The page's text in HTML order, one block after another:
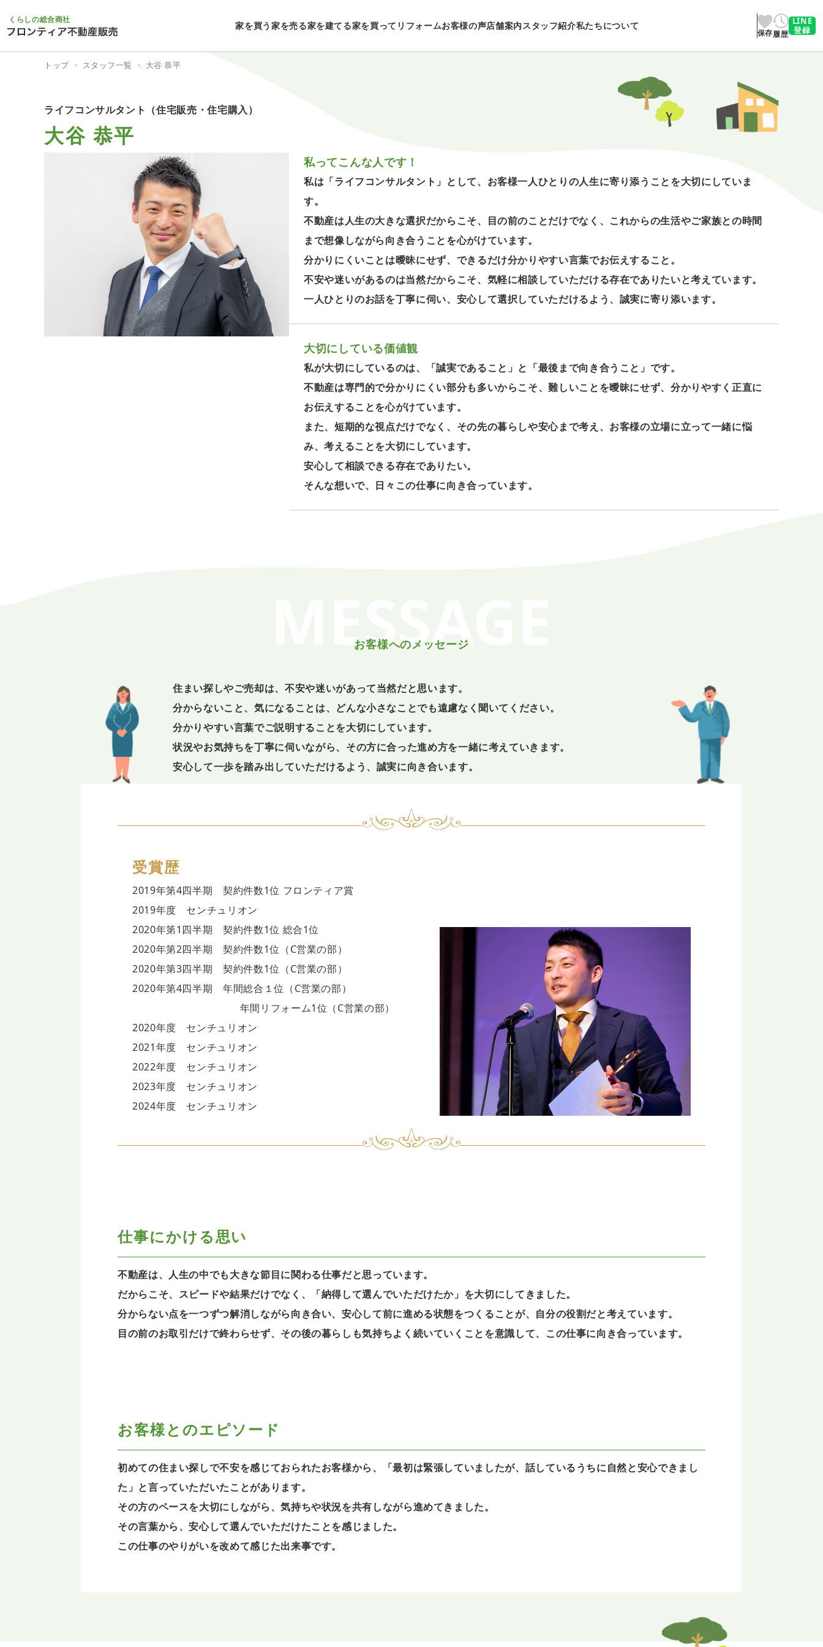
くらしの総合商社
家を買う 家を売る家を建てる家を買ってリフォームお客様の声店舗案内スタッフ紹介私たちについて
保存履歴
LINE
登録
トップ スタッフ一覧 大谷 恭平
大谷 恭平
ライフコンサルタント（住宅販売・住宅購入）
私ってこんな人です！
私は「ライフコンサルタント」として、お客様一人ひとりの人生に寄り添うことを大切にしていま
す。
不動産は人生の大きな選択だからこそ、目の前のことだけでなく、これからの生活やご家族との時間
まで想像しながら向き合うことを心がけています。
分かりにくいことは曖昧にせず、できるだけ分かりやすい言葉でお伝えすること。
不安や迷いがあるのは当然だからこそ、気軽に相談していただける存在でありたいと考えています。
一人ひとりのお話を丁寧に伺い、安心して選択していただけるよう、誠実に寄り添います。
大切にしている価値観
私が大切にしているのは、「誠実であること」と「最後まで向き合うこと」です。
不動産は専門的で分かりにくい部分も多いからこそ、難しいことを曖昧にせず、分かりやすく正直に
お伝えすることを心がけています。
また、短期的な視点だけでなく、その先の暮らしや安心まで考え、お客様の立場に立って一緒に悩
み、考えることを大切にしています。
安心して相談できる存在でありたい。
そんな想いで、日々この仕事に向き合っています。
MESSAGE
お客様へのメッセージ
住まい探しやご売却は、不安や迷いがあって当然だと思います。
分からないこと、気になることは、どんな小さなことでも遠慮なく聞いてください。
分かりやすい言葉でご説明することを大切にしています。
状況やお気持ちを丁寧に伺いながら、その方に合った進め方を一緒に考えていきます。
安心して一歩を踏み出していただけるよう、誠実に向き合います。
受賞歴
2019年第4四半期 契約件数1位 フロンティア賞
2019年度 センチュリオン
2020年第1四半期 契約件数1位 総合1位
2020年第2四半期 契約件数1位（C営業の部）
2020年第3四半期 契約件数1位（C営業の部）
2020年第4四半期 年間総合１位（C営業の部）
年間リフォーム1位（C営業の部）
2020年度 センチュリオン
2021年度 センチュリオン
2022年度 センチュリオン
2023年度 センチュリオン
2024年度 センチュリオン
仕事にかける思い
不動産は、人生の中でも大きな節目に関わる仕事だと思っています。
だからこそ、スピードや結果だけでなく、「納得して選んでいただけたか」を大切にしてきました。
分からない点を一つずつ解消しながら向き合い、安心して前に進める状態をつくることが、自分の役割だと考えています。
目の前のお取引だけで終わらせず、その後の暮らしも気持ちよく続いていくことを意識して、この仕事に向き合っています。
お客様とのエピソード
初めての住まい探しで不安を感じておられたお客様から、「最初は緊張していましたが、話しているうちに自然と安心できまし
た」と言っていただいたことがあります。
その方のペースを大切にしながら、気持ちや状況を共有しながら進めてきました。
その言葉から、安心して選んでいただけたことを感じました。
この仕事のやりがいを改めて感じた出来事です。